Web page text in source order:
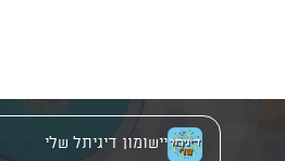
יישומון דיגיתל שלי